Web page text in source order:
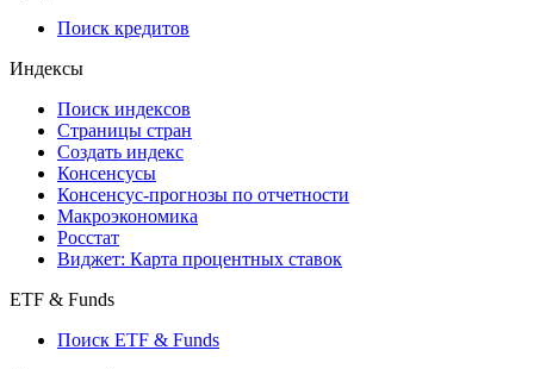
Поиск кредитов
Индексы
Поиск индексов
Страницы стран
Создать индекс
Консенсусы
Консенсус-прогнозы по отчетности
Макроэкономика
Росстат
Виджет: Карта процентных ставок
ETF & Funds
Поиск ETF & Funds